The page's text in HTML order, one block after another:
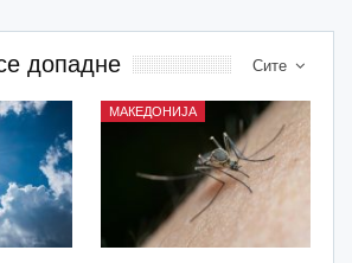
Сите
допадне
МАКЕДОНИЈА